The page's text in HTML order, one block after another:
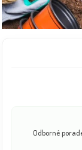
Odborné